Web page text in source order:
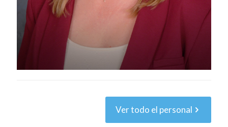
Ver todo el personal